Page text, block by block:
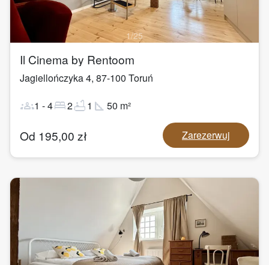
1/25
Il Cinema by Rentoom
Jagiellończyka 4, 87-100 Toruń
groups1 -4bed2bathtub1 square_foot 50 m²
Od 195,00 zł Zarezerwuj